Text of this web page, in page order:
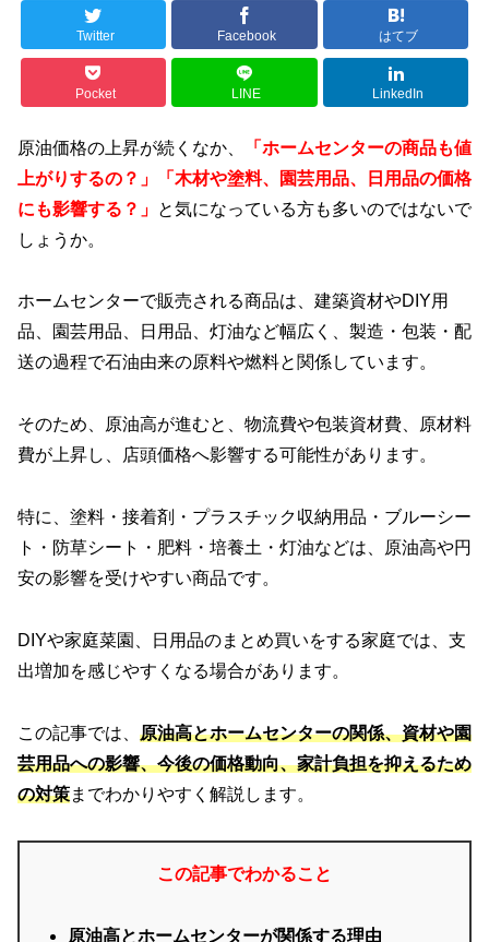
Twitter Facebook はてブ
Pocket LINE LinkedIn
原油価格の上昇が続くなか、
「ホームセンターの商品も値
上がりするの？」「木材や塗料、園芸用品、日用品の価格
にも影響する？」 と気になっている方も多いのではないで
しょうか。
ホームセンターで販売される商品は、建築資材やDIY用
品、園芸用品、日用品、灯油など幅広く、製造・包装・配
送の過程で石油由来の原料や燃料と関係しています。
そのため、原油高が進むと、物流費や包装資材費、原材料
費が上昇し、店頭価格へ影響する可能性があります。
特に、塗料・接着剤・プラスチック収納用品・ブルーシー
ト・防草シート・肥料・培養土・灯油などは、原油高や円
安の影響を受けやすい商品です。
DIYや家庭菜園、日用品のまとめ買いをする家庭では、支
出増加を感じやすくなる場合があります。
この記事では、 原油高とホームセンターの関係、資材や園
芸用品への影響、今後の価格動向、家計負担を抑えるため
の対策までわかりやすく解説します。
この記事でわかること
原油高とホームセンターが関係する理由